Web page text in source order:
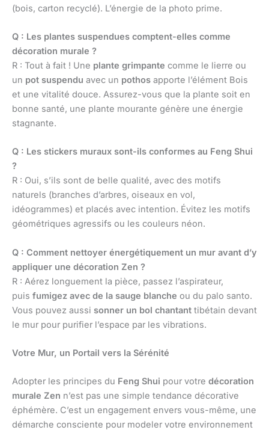
(bois, carton recyclé). L’énergie de la photo prime.
Q : Les plantes suspendues comptent-elles comme
décoration murale ?
R : Tout à fait ! Une plante grimpante comme le lierre ou
un pot suspendu avec un pothos apporte l’élément Bois
et une vitalité douce. Assurez-vous que la plante soit en
bonne santé, une plante mourante génère une énergie
stagnante.
Q : Les stickers muraux sont-ils conformes au Feng Shui
?
R : Oui, s’ils sont de belle qualité, avec des motifs
naturels (branches d’arbres, oiseaux en vol,
idéogrammes) et placés avec intention. Évitez les motifs
géométriques agressifs ou les couleurs néon.
Q : Comment nettoyer énergétiquement un mur avant d’y
appliquer une décoration Zen ?
R : Aérez longuement la pièce, passez l’aspirateur,
puis fumigez avec de la sauge blanche ou du palo santo.
Vous pouvez aussi sonner un bol chantant tibétain devant
le mur pour purifier l’espace par les vibrations.
Votre Mur, un Portail vers la Sérénité
Adopter les principes du Feng Shui pour votre décoration
murale Zen n’est pas une simple tendance décorative
éphémère. C’est un engagement envers vous-même, une
démarche consciente pour modeler votre environnement